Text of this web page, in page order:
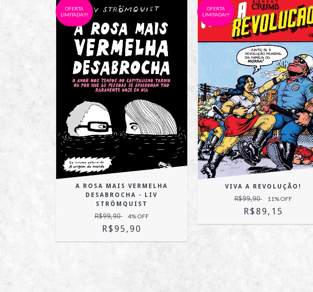
OFERTA
LIMITADA!!!
A ROSA MAIS VERMELHA
DESABROCHA - LIV
STRÖMQUIST
R$99,90 4% OFF
R$95,90
OFERTA
LIMITADA!!!
VIVA A REVOLUÇÃO!
R$99,90 11% OFF
R$89,15